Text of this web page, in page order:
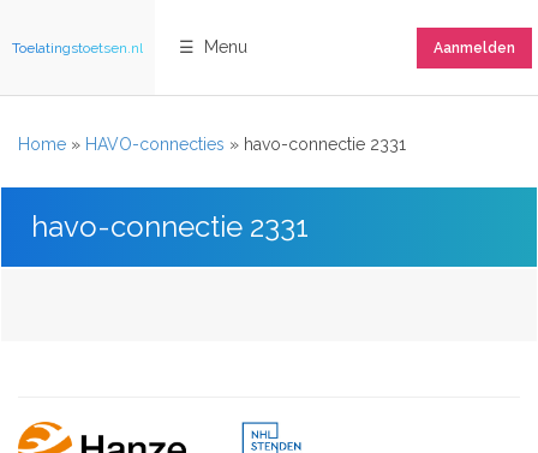
Toelatingstoetsen.nl ☰ Menu Aanmelden
Home » HAVO-connecties » havo-connectie 2331
havo-connectie 2331